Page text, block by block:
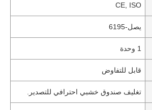
CE, ISO
يصل-6195
1 وحدة
قابل للتفاوض
تغليف صندوق خشبي احترافي للتصدير.